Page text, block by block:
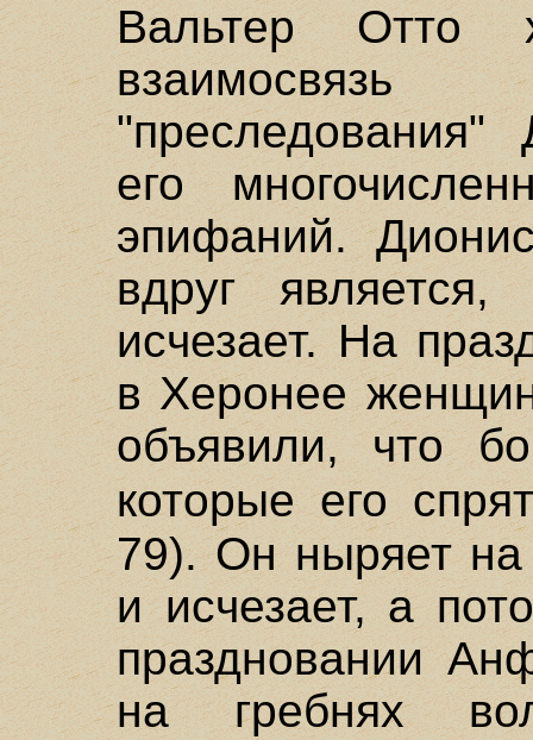
Вальтер Отто
"преследования"
его
эпифаний.
вдруг
исчезает. На
в Херонее
объявили, что
которые его
79). Он ныряет
и исчезает, а
праздновании
на гребнях